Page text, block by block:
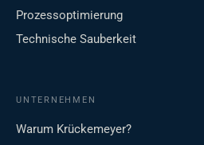
Prozessoptimierung
Technische Sauberkeit
UNTERNEHMEN
Warum Krückemeyer?